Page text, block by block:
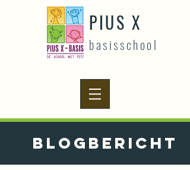
PIUS X
basisschool
Blogbericht